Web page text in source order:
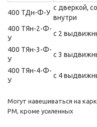
400 ТДн-Ф-У
с дверкой,
внутри
400 ТЯн-2-Ф-
У
с 2
400 ТЯн-3-Ф-
У
с 3
400 ТЯн-4-Ф-
У
с 4
Могут навешиваться на
РМ, кроме усиленных